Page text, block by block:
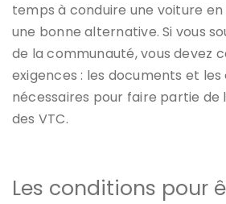
temps à conduire une voiture
une bonne alternative. Si vous
de la communauté, vous devez
exigences : les documents et les
nécessaires pour faire partie de
des VTC.
Les conditions pour